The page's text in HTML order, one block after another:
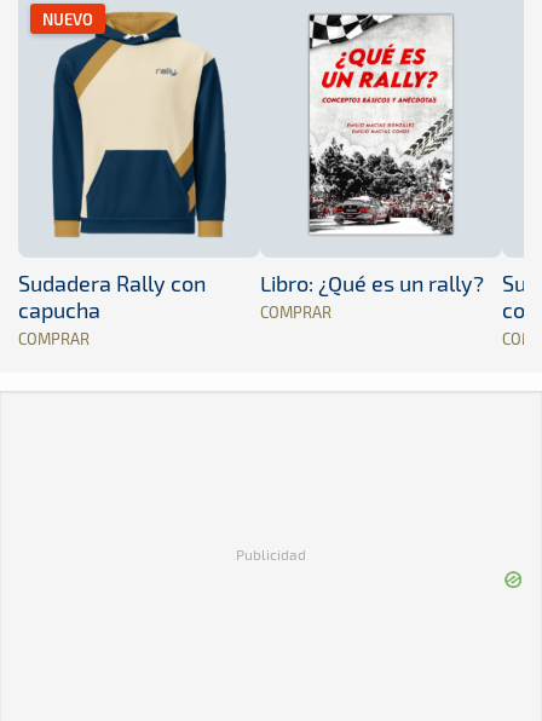
NUEVO
Sudadera Rally con
capucha
COMPRAR
Libro: ¿Qué es un rally?
COMPRAR
Publicidad